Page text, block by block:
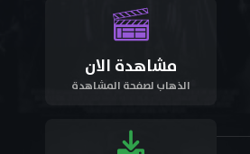
مشاهدة الان
الذهاب لصفحة المشاهدة